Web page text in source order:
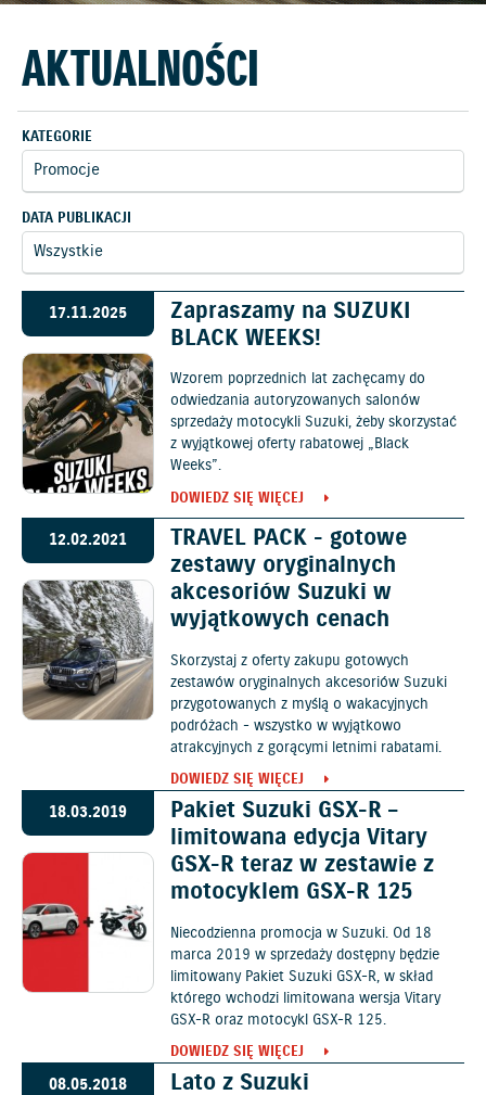
AKTUALNOŚCI
KATEGORIE
DATA PUBLIKACJI
17.11.2025
Zapraszamy na SUZUKI
BLACK WEEKS!
Wzorem poprzednich lat zachęcamy do
odwiedzania autoryzowanych salonów
sprzedaży motocykli Suzuki, żeby skorzystać
z wyjątkowej oferty rabatowej „Black
Weeks”.
DOWIEDZ SIĘ WIĘCEJ
12.02.2021
TRAVEL PACK - gotowe
zestawy oryginalnych
akcesoriów Suzuki w
wyjątkowych cenach
Skorzystaj z oferty zakupu gotowych
zestawów oryginalnych akcesoriów Suzuki
przygotowanych z myślą o wakacyjnych
podróżach - wszystko w wyjątkowo
atrakcyjnych z gorącymi letnimi rabatami.
DOWIEDZ SIĘ WIĘCEJ
18.03.2019
Pakiet Suzuki GSX-R –
limitowana edycja Vitary
GSX-R teraz w zestawie z
motocyklem GSX-R 125
Niecodzienna promocja w Suzuki. Od 18
marca 2019 w sprzedaży dostępny będzie
limitowany Pakiet Suzuki GSX-R, w skład
którego wchodzi limitowana wersja Vitary
GSX-R oraz motocykl GSX-R 125.
DOWIEDZ SIĘ WIĘCEJ
08.05.2018 Lato z Suzuki